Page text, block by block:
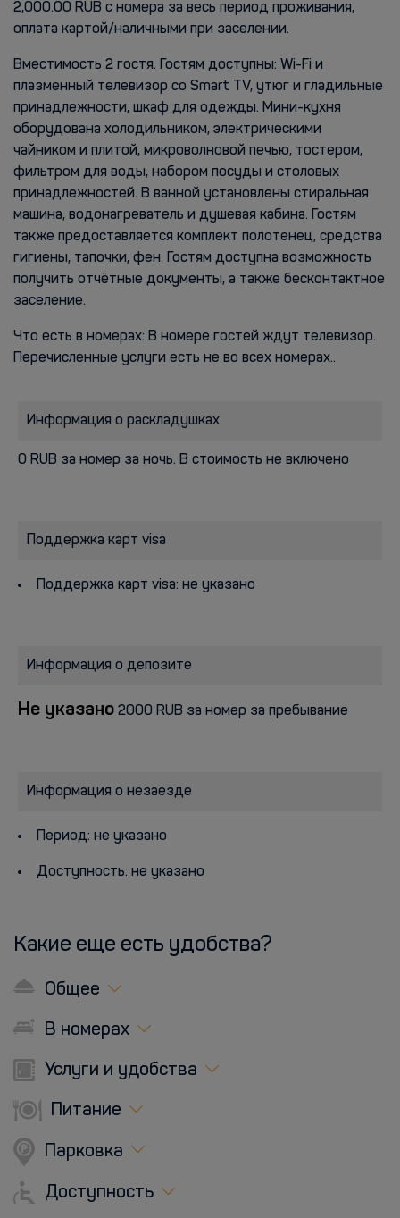
2,000.00 RUB с номера за весь период проживания,
оплата картой/наличными при заселении.
Вместимость 2 гостя. Гостям доступны: Wi-Fi и
плазменный телевизор со Smart TV, утюг и гладильные
принадлежности, шкаф для одежды. Мини-кухня
оборудована холодильником, электрическими
чайником и плитой, микроволновой печью, тостером,
фильтром для воды, набором посуды и столовых
принадлежностей. В ванной установлены стиральная
машина, водонагреватель и душевая кабина. Гостям
также предоставляется комплект полотенец, средства
гигиены, тапочки, фен. Гостям доступна возможность
получить отчётные документы, а также бесконтактное
заселение.
Что есть в номерах: В номере гостей ждут телевизор.
Перечисленные услуги есть не во всех номерах..
Информация о раскладушках
0 RUB за номер за ночь. В стоимость не включено
Поддержка карт visa
Поддержка карт visa: не указано
Информация о депозите
Не указано 2000 RUB за номер за пребывание
Информация о незаезде
Период: не указано
Доступность: не указано
Какие еще есть удобства?
Общее
В номерах
Услуги и удобства
Питание
Парковка
Доступность